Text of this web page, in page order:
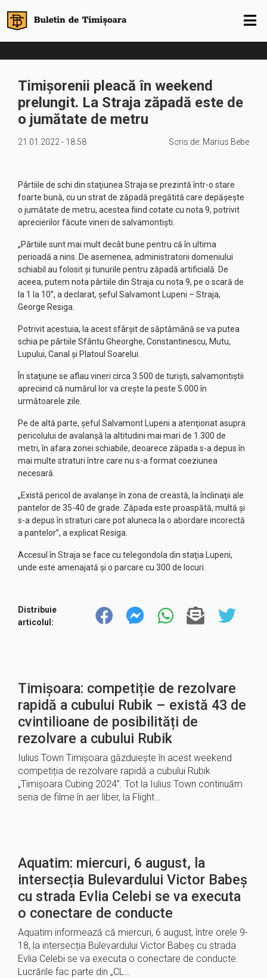
Timișorenii pleacă în weekend
prelungit. La Straja zăpadă este de
o jumătate de metru
21.01.2022 - 18:58 Scris de: Marius Bebe
Pârtiile de schi din staţiunea Straja se prezintă într-o stare
foarte bună, cu un strat de zăpadă pregătită care depăşeşte
o jumătate de metru, acestea fiind cotate cu nota 9, potrivit
aprecierilor făcute vineri de salvamontişti.
„Pârtiile sunt mai mult decât bune pentru că în ultima
perioadă a nins. De asemenea, administratorii domeniului
schiabil au folosit şi tunurile pentru zăpadă artificială. De
aceea, putem nota pârtiile din Straja cu nota 9, pe o scară de
la 1 la 10”, a declarat, şeful Salvamont Lupeni – Straja,
George Resiga.
Potrivit acestuia, la acest sfârşit de săptămână se va putea
schia pe pârtiile Sfântu Gheorghe, Constantinescu, Mutu,
Lupului, Canal şi Platoul Soarelui.
În staţiune se aflau vineri circa 3.500 de turişti, salvamontiştii
apreciind că numărul lor va creşte la peste 5.000 în
următoarele zile.
Pe de altă parte, şeful Salvamont Lupeni a atenţionat asupra
pericolului de avalanşă la altitudini mai mari de 1.300 de
metri, în afara zonei schiabile, deoarece zăpada s-a depus în
mai multe straturi între care nu s-a format coeziunea
necesară.
„Există pericol de avalanşe în zona de creastă, la înclinaţii ale
pantelor de 35-40 de grade. Zăpada este proaspătă, multă şi
s-a depus în straturi care pot aluneca la o abordare incorectă
a pantelor”, a explicat Resiga.
Accesul în Straja se face cu telegondola din staţia Lupeni,
unde este amenajată şi o parcare cu 300 de locuri.
Distribuie
articolul:
Timișoara: competiție de rezolvare
rapidă a cubului Rubik – există 43 de
cvintilioane de posibilități de
rezolvare a cubului Rubik
Iulius Town Timișoara găzduiește în acest weekend
competiția de rezolvare rapidă a cubului Rubik
„Timișoara Cubing 2024”. Tot la Iulius Town continuăm
seria de filme în aer liber, la Flight…
Aquatim: miercuri, 6 august, la
intersecția Bulevardului Victor Babeș
cu strada Evlia Celebi se va executa
o conectare de conducte
Aquatim informează că miercuri, 6 august, între orele 9-
18, la intersecția Bulevardului Victor Babeș cu strada
Evlia Celebi se va executa o conectare de conducte.
Lucrările fac parte din „CL…